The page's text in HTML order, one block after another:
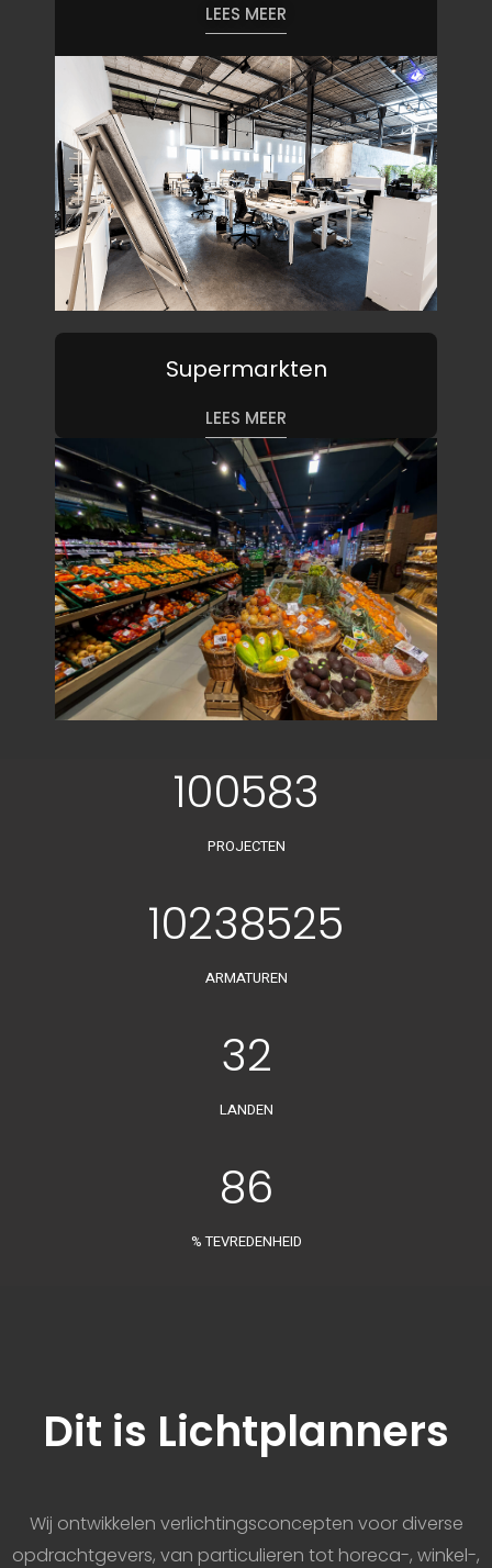
LEES MEER
Supermarkten
LEES MEER
100583
PROJECTEN
10238525
ARMATUREN
32
LANDEN
86
% TEVREDENHEID
Dit is Lichtplanners
Wij ontwikkelen verlichtingsconcepten voor diverse
opdrachtgevers, van particulieren tot horeca-, winkel-,